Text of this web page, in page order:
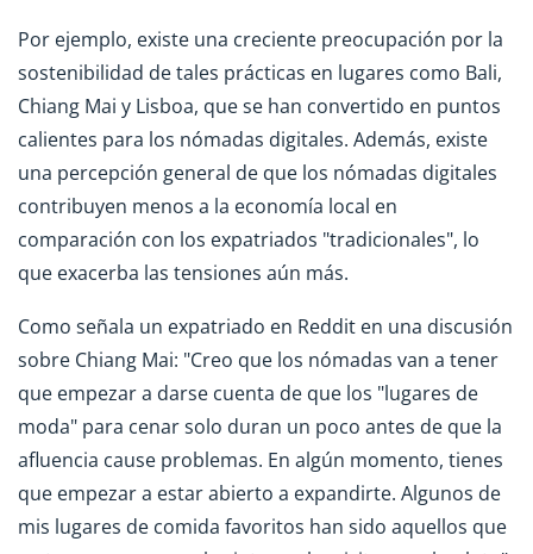
Por ejemplo, existe una creciente preocupación por la
sostenibilidad de tales prácticas en lugares como Bali,
Chiang Mai y Lisboa, que se han convertido en puntos
calientes para los nómadas digitales. Además, existe
una percepción general de que los nómadas digitales
contribuyen menos a la economía local en
comparación con los expatriados "tradicionales", lo
que exacerba las tensiones aún más.
Como señala un expatriado en Reddit en una discusión
sobre Chiang Mai: "Creo que los nómadas van a tener
que empezar a darse cuenta de que los "lugares de
moda" para cenar solo duran un poco antes de que la
afluencia cause problemas. En algún momento, tienes
que empezar a estar abierto a expandirte. Algunos de
mis lugares de comida favoritos han sido aquellos que